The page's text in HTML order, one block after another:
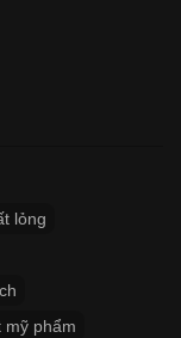
lỏng
mỹ phẩm